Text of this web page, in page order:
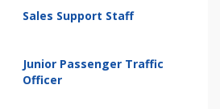
Sales Support Staff
Junior Passenger Traffic
Officer